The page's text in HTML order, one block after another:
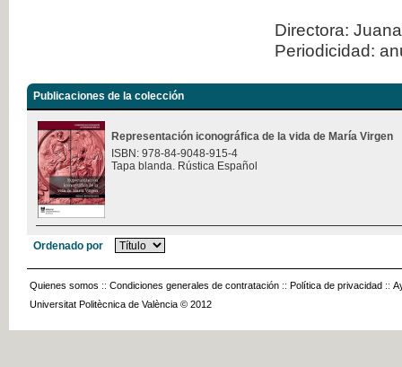
Directora:
Periodicidad:
Publicaciones de la colección
Representación iconográfica de la vida de María Virgen
ISBN: 978-84-9048-915-4
Tapa blanda. Rústica Español
Ordenado por
Quienes somos :: Condiciones generales de contratación :: Política de privacidad ::
Universitat Politècnica de València © 2012